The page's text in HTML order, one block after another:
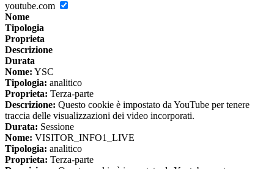
youtube.com
Nome
Tipologia
Proprieta
Descrizione
Durata
Nome: YSC
Tipologia: analitico
Proprieta: Terza-parte
Descrizione: Questo cookie è impostato da YouTube per tenere
traccia delle visualizzazioni dei video incorporati.
Durata: Sessione
Nome: VISITOR_INFO1_LIVE
Tipologia: analitico
Proprieta: Terza-parte